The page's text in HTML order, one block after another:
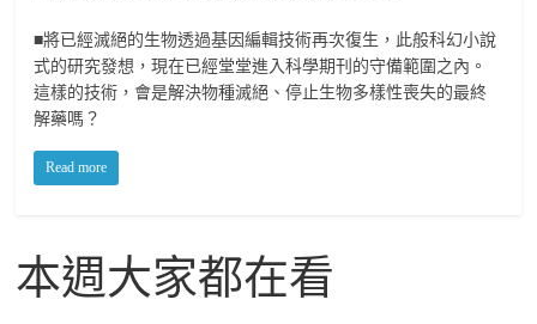
■將已經滅絕的生物透過基因編輯技術再次復生，此般科幻小說
式的研究發想，現在已經堂堂進入科學期刊的守備範圍之內。
這樣的技術，會是解決物種滅絕、停止生物多樣性喪失的最終
解藥嗎？
Read more
本週大家都在看